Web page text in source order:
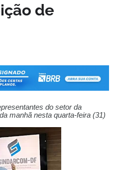
de
do setor da
manhã nesta quarta-feira (31)